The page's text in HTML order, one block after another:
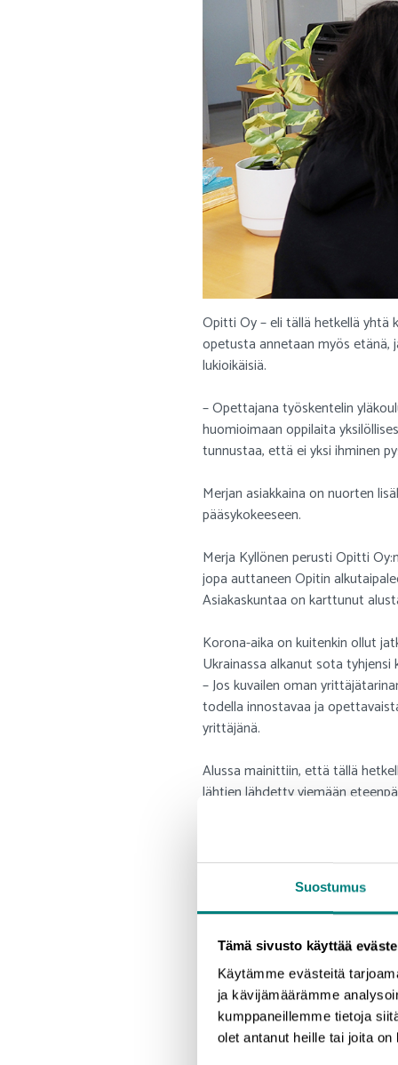
Suostumus
Tämä sivusto käyttää
Käytämme evästeitä
ja kävijämäärämme
kumppaneillemme tietoja
olet antanut heille tai joita
Opitti Oy – eli tällä hetkellä yhtä
opetusta annetaan myös etänä,
lukioikäisiä.
– Opettajana työskentelin
huomioimaan oppilaita
tunnustaa, että ei yksi ihminen
Merjan asiakkaina on nuorten
pääsykokeeseen.
Merja Kyllönen perusti Opitti
jopa auttaneen Opitin
Asiakaskuntaa on karttunut
Korona-aika on kuitenkin ollut
Ukrainassa alkanut sota
– Jos kuvailen oman
todella innostavaa ja
yrittäjänä.
Alussa mainittiin, että tällä
lähtien lähdetty viemään
Merja on etsinyt tapoja ja
verkkoliiketoiminnan
nimeen vannova Merja
ne Opitille sopivimmat suunnat ja
– Ala on nouseva ja kilpailukin
mahdollisuuksia toiminnan
Kysyttäessä, missä Merja
olevan valtakunnallisesti
Yhdestä asiasta hän haluaa